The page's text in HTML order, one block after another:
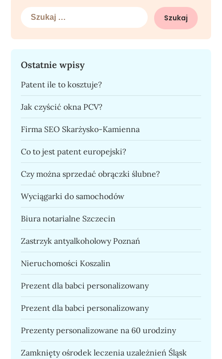
Szukaj:
Ostatnie wpisy
Patent ile to kosztuje?
Jak czyścić okna PCV?
Firma SEO Skarżysko-Kamienna
Co to jest patent europejski?
Czy można sprzedać obrączki ślubne?
Wyciągarki do samochodów
Biura notarialne Szczecin
Zastrzyk antyalkoholowy Poznań
Nieruchomości Koszalin
Prezent dla babci personalizowany
Prezent dla babci personalizowany
Prezenty personalizowane na 60 urodziny
Zamknięty ośrodek leczenia uzależnień Śląsk